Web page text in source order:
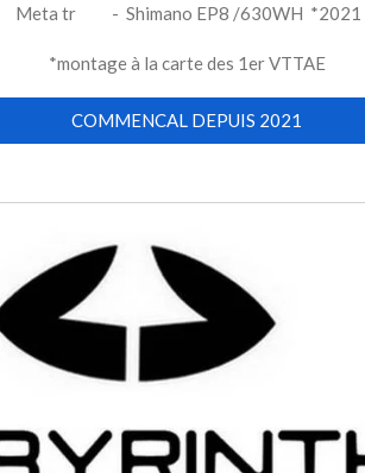
Meta tr - Shimano EP8 /630WH *2021
*montage à la carte des 1er VTTAE
COMMENCAL DEPUIS 2021